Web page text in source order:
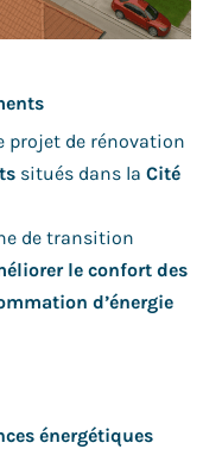
projet de rénovation
situés dans la Cité
de transition
le confort des
d’énergie
énergétiques